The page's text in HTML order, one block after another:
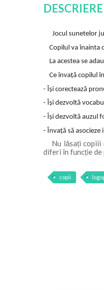
DESCRIERE
Jocul sunetelor
Copilul va înainta
La acestea se
Ce învață copilul
- Își corectează
- Își dezvoltă
- Își dezvoltă auzul
- Învață să
Nu lăsați
diferi în funcție
copii